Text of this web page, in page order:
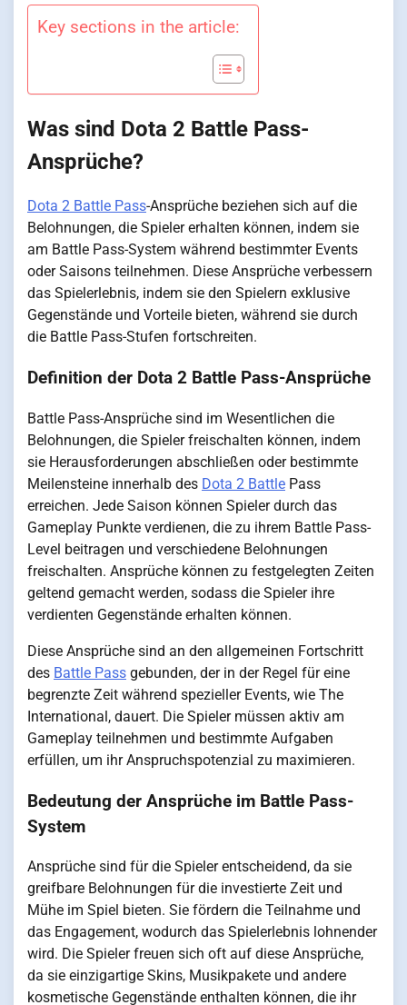
Key sections in the article:
Was sind Dota 2 Battle Pass-
Ansprüche?
Dota 2 Battle Pass-Ansprüche beziehen sich auf die
Belohnungen, die Spieler erhalten können, indem sie
am Battle Pass-System während bestimmter Events
oder Saisons teilnehmen. Diese Ansprüche verbessern
das Spielerlebnis, indem sie den Spielern exklusive
Gegenstände und Vorteile bieten, während sie durch
die Battle Pass-Stufen fortschreiten.
Definition der Dota 2 Battle Pass-Ansprüche
Battle Pass-Ansprüche sind im Wesentlichen die
Belohnungen, die Spieler freischalten können, indem
sie Herausforderungen abschließen oder bestimmte
Meilensteine innerhalb des Dota 2 Battle Pass
erreichen. Jede Saison können Spieler durch das
Gameplay Punkte verdienen, die zu ihrem Battle Pass-
Level beitragen und verschiedene Belohnungen
freischalten. Ansprüche können zu festgelegten Zeiten
geltend gemacht werden, sodass die Spieler ihre
verdienten Gegenstände erhalten können.
Diese Ansprüche sind an den allgemeinen Fortschritt
des Battle Pass gebunden, der in der Regel für eine
begrenzte Zeit während spezieller Events, wie The
International, dauert. Die Spieler müssen aktiv am
Gameplay teilnehmen und bestimmte Aufgaben
erfüllen, um ihr Anspruchspotenzial zu maximieren.
Bedeutung der Ansprüche im Battle Pass-
System
Ansprüche sind für die Spieler entscheidend, da sie
greifbare Belohnungen für die investierte Zeit und
Mühe im Spiel bieten. Sie fördern die Teilnahme und
das Engagement, wodurch das Spielerlebnis lohnender
wird. Die Spieler freuen sich oft auf diese Ansprüche,
da sie einzigartige Skins, Musikpakete und andere
kosmetische Gegenstände enthalten können, die ihr